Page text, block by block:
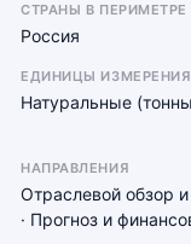
СТРАНЫ В ПЕРИМЕТРЕ
Россия
ЕДИНИЦЫ ИЗМЕРЕНИЯ
Натуральные
НАПРАВЛЕНИЯ
Отраслевой обзор
· Прогноз и